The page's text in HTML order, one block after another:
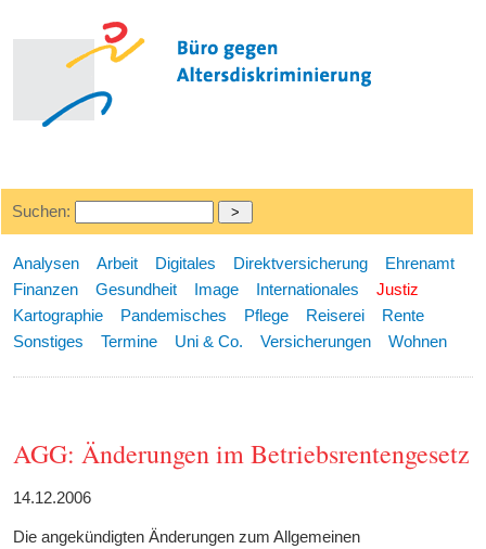
Suchen:
Analysen Arbeit Digitales Direktversicherung
Ehrenamt
Finanzen
Gesundheit Image Internationales
Justiz
Kartographie
Pandemisches Pflege Reiserei
Rente
Sonstiges
Termine Uni & Co. Versicherungen Wohnen
AGG: Änderungen im Betriebsrentengesetz
14.12.2006
Die angekündigten Änderungen zum Allgemeinen